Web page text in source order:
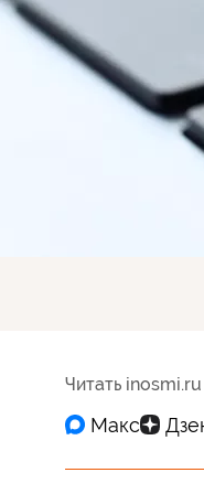
Читать inosmi.ru